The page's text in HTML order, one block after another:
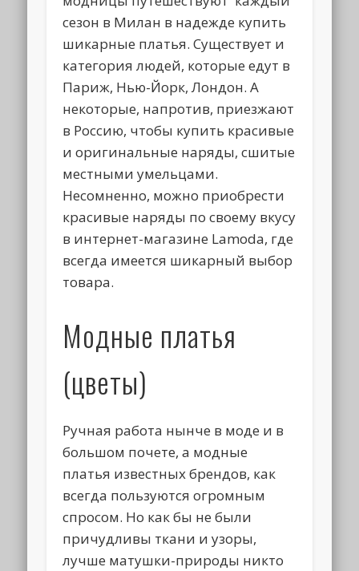
сезон в Милан в надежде купить
шикарные платья. Существует и
категория людей, которые едут в
Париж, Нью-Йорк, Лондон. А
некоторые, напротив, приезжают
в Россию, чтобы купить красивые
и оригинальные наряды, сшитые
местными умельцами.
Несомненно, можно приобрести
красивые наряды по своему вкусу
в интернет-магазине Lamoda, где
всегда имеется шикарный выбор
товара.
Модные платья
(цветы)
Ручная работа нынче в моде и в
большом почете, а модные
платья известных брендов, как
всегда пользуются огромным
спросом. Но как бы не были
причудливы ткани и узоры,
лучше матушки-природы никто